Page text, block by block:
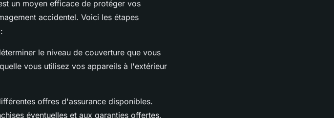
un moyen efficace de protéger vos
accidentel. Voici les étapes
le niveau de couverture que vous
vous utilisez vos appareils à l'extérieur
offres d'assurance disponibles.
éventuelles et aux garanties offertes,